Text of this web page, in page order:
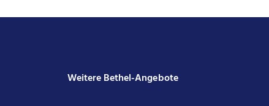
Weitere Bethel-Angebote